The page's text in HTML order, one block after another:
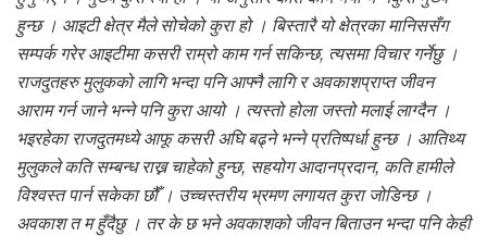
हुन्छ । आइटी क्षेत्र मैले सोचेको कुरा हो । बिस्तारै यो क्षेत्रका मानिससँग
सम्पर्क गरेर आइटीमा कसरी राम्रो काम गर्न सकिन्छ, त्यसमा विचार गर्नेछु ।
राजदुतहरु मुलुकको लागि भन्दा पनि आफ्नै लागि र अवकाशप्राप्त जीवन
आराम गर्न जाने भन्ने पनि कुरा आयो । त्यस्तो होला जस्तो मलाई लाग्दैन ।
भइरहेका राजदुतमध्ये आफू कसरी अघि बढ्ने भन्ने प्रतिष्पर्धा हुन्छ । आतिथ्य
मुलुकले कति सम्बन्ध राख्न चाहेको हुन्छ, सहयोग आदानप्रदान, कति हामीले
विश्वस्त पार्न सकेका छौँ । उच्चस्तरीय भ्रमण लगायत कुरा जोडिन्छ ।
अवकाश त म हुँदैछु । तर के छ भने अवकाशको जीवन बिताउन भन्दा पनि केही